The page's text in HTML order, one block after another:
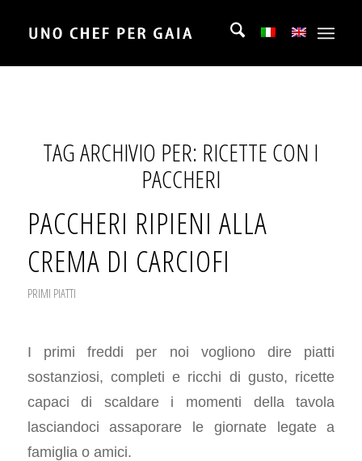
TAG ARCHIVIO PER: RICETTE CON I
PACCHERI
PACCHERI RIPIENI ALLA
CREMA DI CARCIOFI
PRIMI PIATTI
I primi freddi per noi vogliono dire piatti
sostanziosi, completi e ricchi di gusto, ricette
capaci di scaldare i momenti della tavola
lasciandoci assaporare le giornate legate a
famiglia o amici.